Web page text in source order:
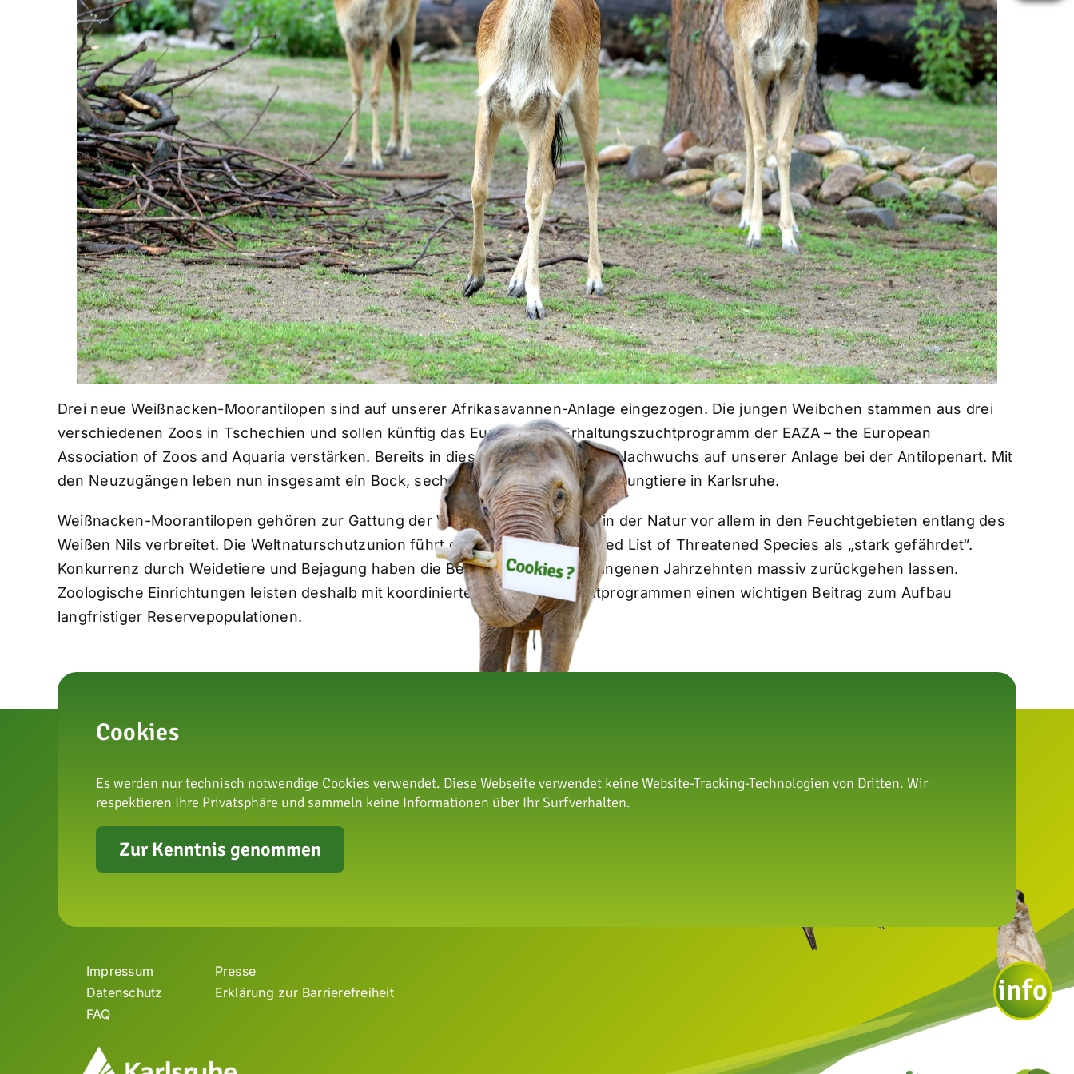
Drei neue Weißnacken-Moorantilopen sind auf unserer Afrikasavannen-Anlage eingezogen. Die jungen Weibchen stammen aus drei
verschiedenen Zoos in Tschechien und sollen künftig das Europäische Erhaltungszuchtprogramm der EAZA – the European
Association of Zoos and Aquaria verstärken. Bereits in diesem Frühjahr gab es Nachwuchs auf unserer Anlage bei der Antilopenart. Mit
den Neuzugängen leben nun insgesamt ein Bock, sechs Weibchen sowie zwei Jungtiere in Karlsruhe.
Weißnacken-Moorantilopen gehören zur Gattung der Wasserböcke und sind in der Natur vor allem in den Feuchtgebieten entlang des
Weißen Nils verbreitet. Die Weltnaturschutzunion führt die Art auf der IUCN Red List of Threatened Species als „stark gefährdet“.
Konkurrenz durch Weidetiere und Bejagung haben die Bestände in den vergangenen Jahrzehnten massiv zurückgehen lassen.
Zoologische Einrichtungen leisten deshalb mit koordinierten Erhaltungszuchtprogrammen einen wichtigen Beitrag zum Aufbau
langfristiger Reservepopulationen.
zur Artenschutzstiftung
Impressum
Datenschutz
FAQ
Presse
Erklärung zur Barrierefreiheit
Cookies
Es werden nur technisch notwendige Cookies verwendet. Diese Webseite verwendet keine Website-Tracking-Technologien von Dritten. Wir
respektieren Ihre Privatsphäre und sammeln keine Informationen über Ihr Surfverhalten.
Zur Kenntnis genommen
info